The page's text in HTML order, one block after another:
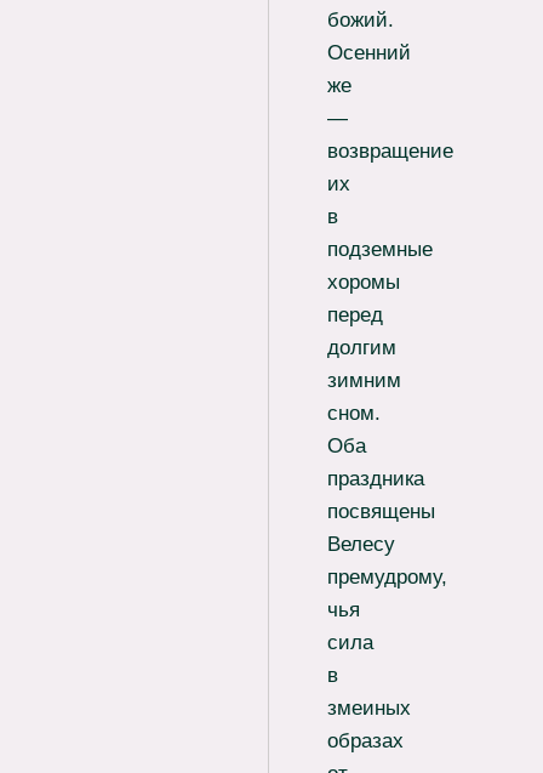
божий.
Осенний
же
—
возвращение
их
в
подземные
хоромы
перед
долгим
зимним
сном.
Оба
праздника
посвящены
Велесу
премудрому,
чья
сила
в
змеиных
образах